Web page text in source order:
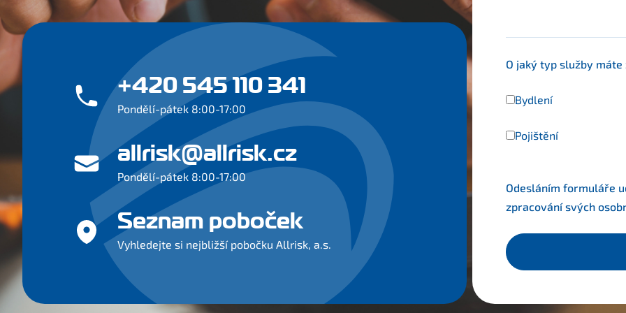
O jaký typ služby máte
Bydlení
Pojištění
Odesláním formuláře
zpracování svých
+420 545 110 341
Pondělí-pátek 8:00-17:00
allrisk@allrisk.cz
Pondělí-pátek 8:00-17:00
Seznam poboček
Vyhledejte si nejbližší pobočku Allrisk, a.s.